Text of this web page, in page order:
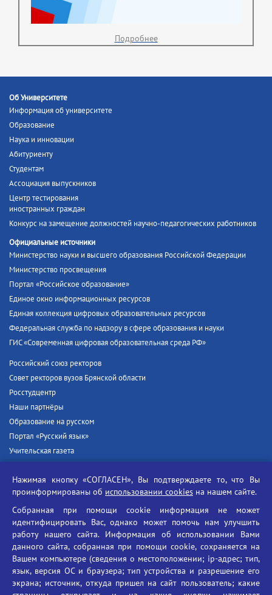
Подробнее
Об Университете
Информация об университете
Образование
Наука и инновации
Абитуриенту
Студентам
Ассоциация выпускников
Центр тестирования
иностранных граждан
Конкурс на замещение должностей научно-педагогических работников
Официальные источники
Министерство науки и высшего образования Российской Федерации
Министерство просвещения
Портал «Российское образование»
Единое окно информационных ресурсов
Единая коллекция цифровых образовательных ресурсов
Федеральная служба по надзору в сфере образования и науки
ГИС «Современная цифровая образовательная среда РФ»
Российский союз ректоров
Совет ректоров вузов Брянской области
Росстудцентр
Наши партнёры
Образование на русском
Портал «Русский язык»
Учительская газета
Единый портал государственных услуг
Противодействие угрозам информационной безопасности
Социальные ролики - Генеральная прокуратура РФ
Противодействие коррупции
БГУ против наркотиков
Брянский государственный университет
имени академика И.Г. Петровского
Нажимая кнопку «СОГЛАСЕН», Вы подтверждаете то, что Вы
проинформированы об использовании cookies на нашем сайте.
Собранная при помощи cookie информация не может
идентифицировать Вас, однако может помочь нам улучшить
работу нашего сайта. Информация об использовании Вами
данного сайта, собранная при помощи cookie, сохраняется на
Вашем компьютере (сведения о местоположении; ip-адрес; тип,
язык, версия ОС и браузера; тип устройства и разрешение его
экрана; источник, откуда пришел на сайт пользователь; какие